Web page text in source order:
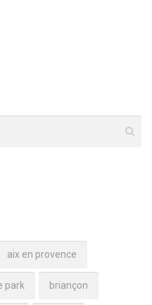
aix en provence
park briançon